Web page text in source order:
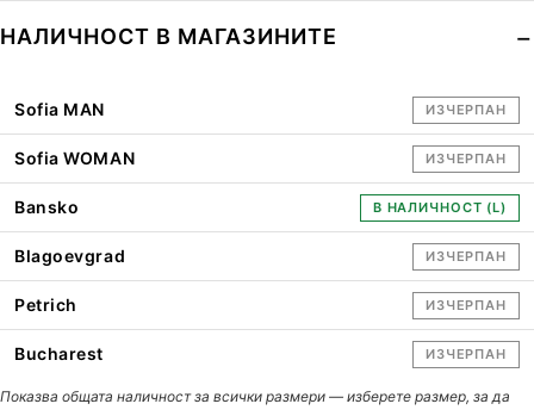
НАЛИЧНОСТ В МАГАЗИНИТЕ
Sofia MAN ИЗЧЕРПАН
Sofia WOMAN ИЗЧЕРПАН
Bansko В НАЛИЧНОСТ (L)
Blagoevgrad ИЗЧЕРПАН
Petrich ИЗЧЕРПАН
Bucharest ИЗЧЕРПАН
Показва общата наличност за всички размери — изберете размер, за да